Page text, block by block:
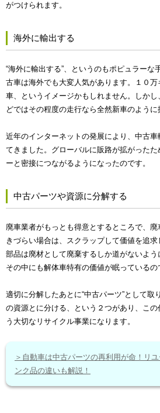
がつけられます。
海外に輸出する
“海外に輸出する”、というのもポピュラーな
古車は海外でも大変人気があります。１０
車、というイメージかもしれません。しか
どではその程度の走行なら全然新車のように
近年のインターネットの発展により、中古
てきました。グローバルに販路が拡がった
ーと密接につながるようになったのです。
中古パーツや資源に分解する
廃車業者がもっとも得意とするところで、
きづらい場合は、スクラップして価値を追
部品は廃材として廃棄するしか道がないよ
その中にも解体車特有の価値が眠っているの
適切に分解したあとに“中古パーツ”として取
の資源とに分ける、という２つがあり、こ
う大切なリサイクル事業になります。
＞自動車は中古パーツの再利用が命！リ
ンク品の違いも解説！